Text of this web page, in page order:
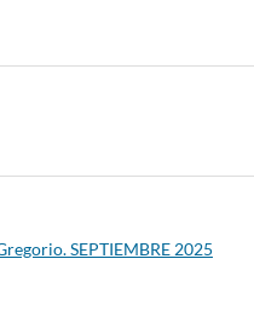
SEPTIEMBRE 2025